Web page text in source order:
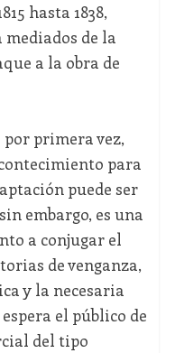
hasta 1838,
de la
a la obra de
primera vez,
para
puede ser
embargo, es una
a conjugar el
de venganza,
y la necesaria
el público de
del tipo